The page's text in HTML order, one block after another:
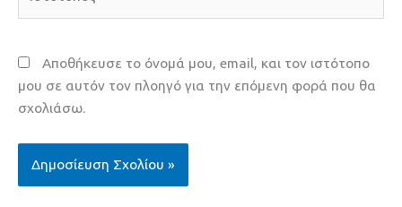
Αποθήκευσε το όνομά μου, email, και τον ιστότοπο
μου σε αυτόν τον πλοηγό για την επόμενη φορά που θα
σχολιάσω.